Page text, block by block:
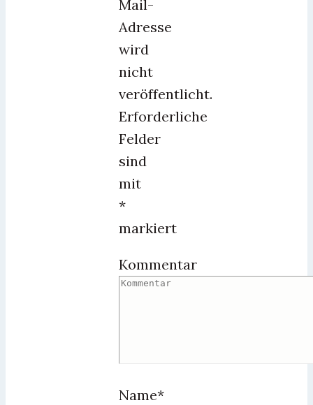
Mail-
Adresse
wird
nicht
veröffentlicht.
Erforderliche
Felder
sind
mit
*
markiert
Kommentar
Name*